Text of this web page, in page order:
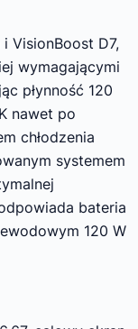
VisionBoost D7,
wymagającymi
płynność 120
nawet po
chłodzenia
systemem
bateria
120 W